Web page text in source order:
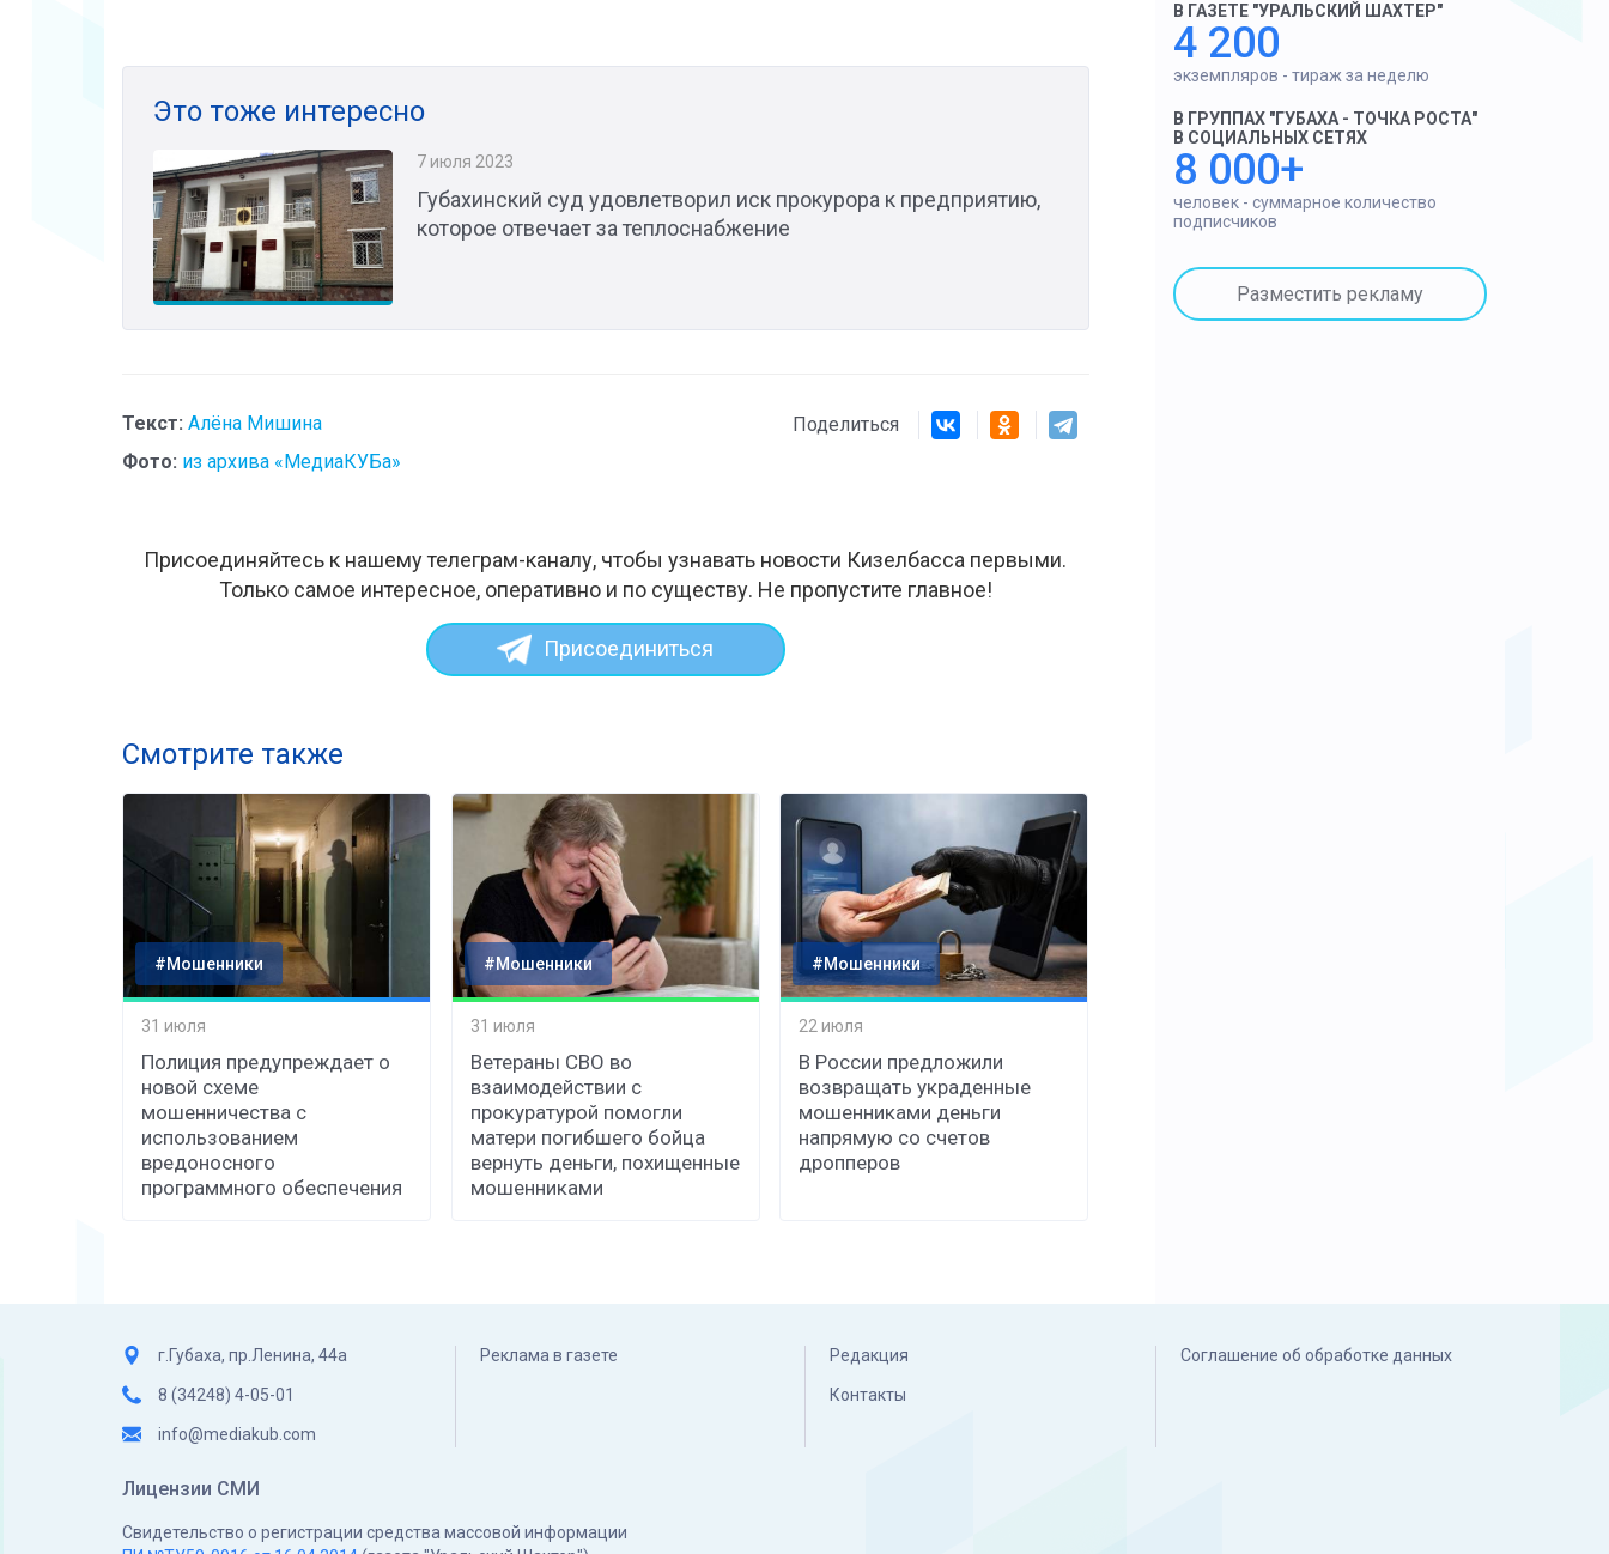
Это тоже интересно
7 июля 2023
Губахинский суд удовлетворил иск прокурора к предприятию,
которое отвечает за теплоснабжение
Текст: Алёна Мишина
Фото: из архива «МедиаКУБа»
Поделиться
Присоединяйтесь к нашему телеграм-каналу, чтобы узнавать новости Кизелбасса первыми.
Только самое интересное, оперативно и по существу. Не пропустите главное!
Присоединиться
Смотрите также
#Мошенники
31 июля
Полиция предупреждает о
новой схеме
мошенничества с
использованием
вредоносного
программного обеспечения
#Мошенники
31 июля
Ветераны СВО во
взаимодействии с
прокуратурой помогли
матери погибшего бойца
вернуть деньги, похищенные
мошенниками
#Мошенники
22 июля
В России предложили
возвращать украденные
мошенниками деньги
напрямую со счетов
дропперов
В ГАЗЕТЕ "УРАЛЬСКИЙ ШАХТЕР"
4 200
экземпляров - тираж за неделю
В ГРУППАХ "ГУБАХА - ТОЧКА РОСТА"
В СОЦИАЛЬНЫХ СЕТЯХ
8 000+
человек - суммарное количество
подписчиков
Разместить рекламу
г.Губаха, пр.Ленина, 44а
8 (34248) 4-05-01
info@mediakub.com
Реклама в газете Редакция
Контакты
Соглашение об обработке данных
Лицензии СМИ
Свидетельство о регистрации средства массовой информации